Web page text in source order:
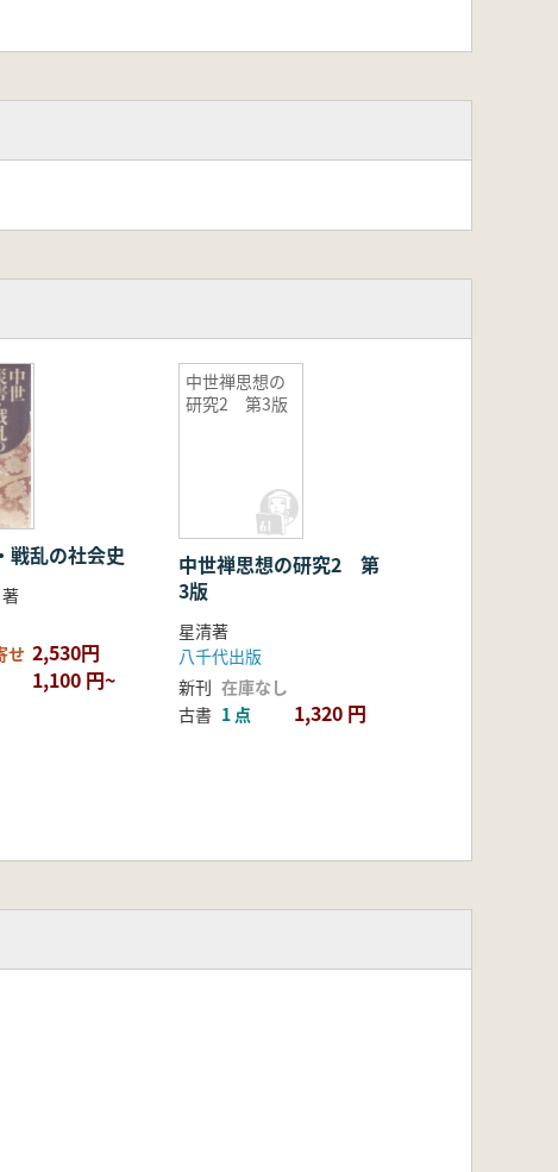
戦乱の社会史
せ 2,530円
1,100 円~
中世禅思想の
研究2 第3版
中世禅思想の研究2 第
3版
星清著
八千代出版
新刊 在庫なし
古書 1 点 1,320 円